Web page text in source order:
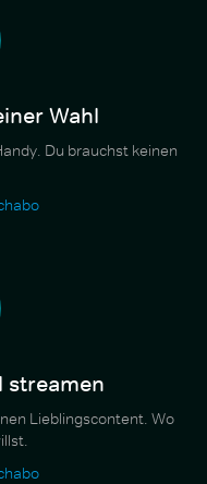
Wahl
Du brauchst keinen
streamen
Lieblingscontent. Wo